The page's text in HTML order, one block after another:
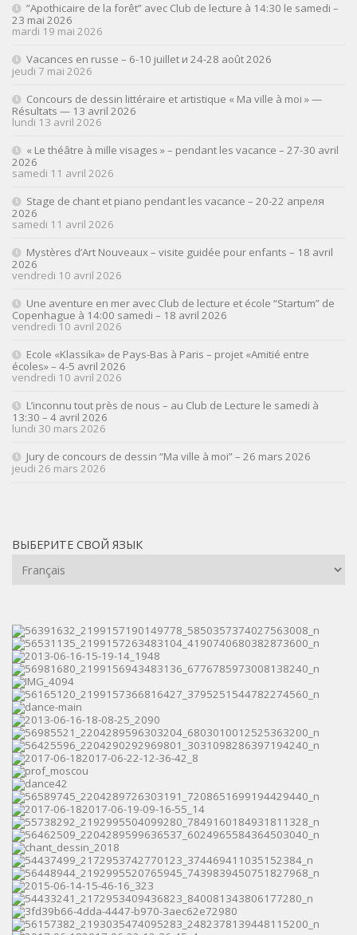
”Apothicaire de la forêt” avec Club de lecture à 14:30 le samedi –
23 mai 2026
mardi 19 mai 2026
Vacances en russe – 6-10 juillet и 24-28 août 2026
jeudi 7 mai 2026
Concours de dessin littéraire et artistique « Ma ville à moi » —
Résultats — 13 avril 2026
lundi 13 avril 2026
« Le théâtre à mille visages » – pendant les vacance – 27-30 avril
2026
samedi 11 avril 2026
Stage de chant et piano pendant les vacance – 20-22 апреля
2026
samedi 11 avril 2026
Mystères d’Art Nouveaux – visite guidée pour enfants – 18 avril
2026
vendredi 10 avril 2026
Une aventure en mer avec Club de lecture et école “Startum” de
Copenhague à 14:00 samedi – 18 avril 2026
vendredi 10 avril 2026
Ecole «Klassika» de Pays-Bas à Paris – projet «Amitié entre
écoles» – 4-5 avril 2026
vendredi 10 avril 2026
L’inconnu tout près de nous – au Club de Lecture le samedi à
13:30 – 4 avril 2026
lundi 30 mars 2026
Jury de concours de dessin “Ma ville à moi” – 26 mars 2026
jeudi 26 mars 2026
ВЫБЕРИТЕ СВОЙ ЯЗЫК